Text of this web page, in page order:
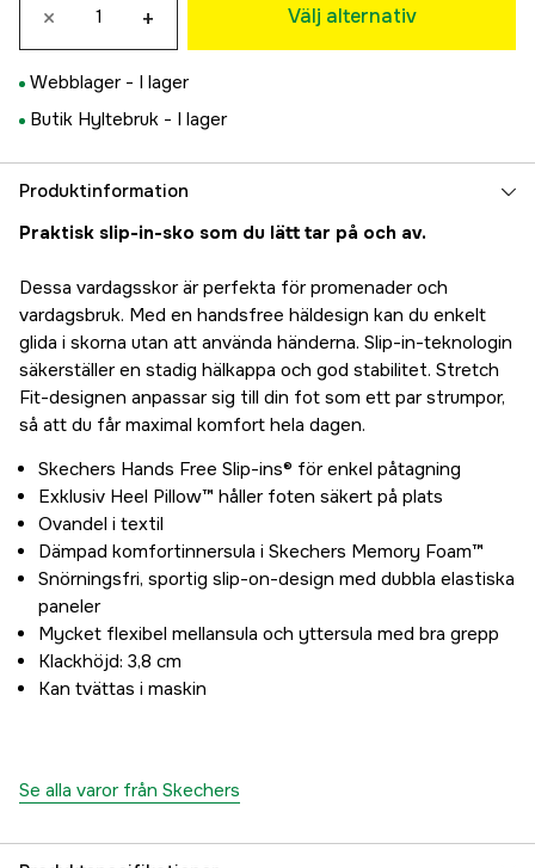
799 kr
44
45
799 kr
46
47,5
981 kr
Tillfälligt slut
× + Välj alternativ
Webblager - I lager
Butik Hyltebruk - I lager
Produktinformation
Praktisk slip-in-sko som du lätt tar på och av.
Dessa vardagsskor är perfekta för promenader och
vardagsbruk. Med en handsfree häldesign kan du enkelt
glida i skorna utan att använda händerna. Slip-in-teknologin
säkerställer en stadig hälkappa och god stabilitet. Stretch
Fit-designen anpassar sig till din fot som ett par strumpor,
så att du får maximal komfort hela dagen.
Skechers Hands Free Slip-ins® för enkel påtagning
Exklusiv Heel Pillow™ håller foten säkert på plats
Ovandel i textil
Dämpad komfortinnersula i Skechers Memory Foam™
Snörningsfri, sportig slip-on-design med dubbla elastiska
paneler
Mycket flexibel mellansula och yttersula med bra grepp
Klackhöjd: 3,8 cm
Kan tvättas i maskin
Se alla varor från Skechers